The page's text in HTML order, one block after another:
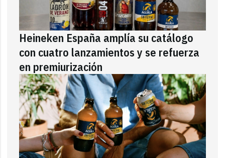
Heineken España amplía su catálogo
con cuatro lanzamientos y se refuerza
en premiurización